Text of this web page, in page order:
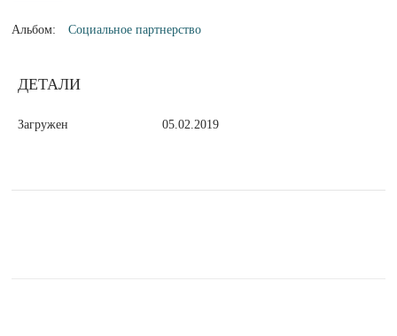
Альбом: Социальное партнерство
ДЕТАЛИ
Загружен 05.02.2019